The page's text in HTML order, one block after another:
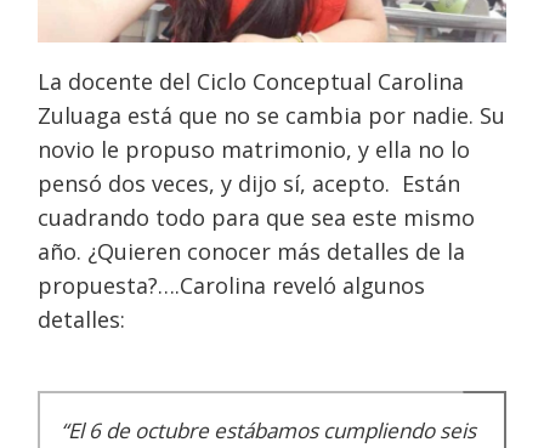
La docente del Ciclo Conceptual Carolina
Zuluaga está que no se cambia por nadie. Su
novio le propuso matrimonio, y ella no lo
pensó dos veces, y dijo sí, acepto. Están
cuadrando todo para que sea este mismo
año. ¿Quieren conocer más detalles de la
propuesta?….Carolina reveló algunos
detalles:
“El 6 de octubre estábamos cumpliendo seis